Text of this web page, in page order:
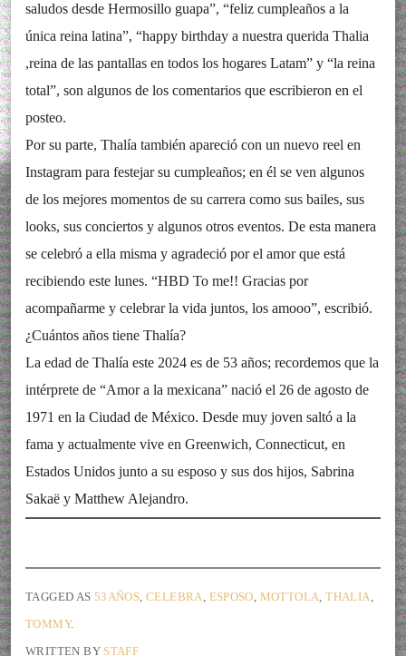
saludos desde Hermosillo guapa”, “feliz cumpleaños a la
única reina latina”, “happy birthday a nuestra querida Thalia
,reina de las pantallas en todos los hogares Latam” y “la reina
total”, son algunos de los comentarios que escribieron en el
posteo.
Por su parte, Thalía también apareció con un nuevo reel en
Instagram para festejar su cumpleaños; en él se ven algunos
de los mejores momentos de su carrera como sus bailes, sus
looks, sus conciertos y algunos otros eventos. De esta manera
se celebró a ella misma y agradeció por el amor que está
recibiendo este lunes. “HBD To me!! Gracias por
acompañarme y celebrar la vida juntos, los amooo”, escribió.
¿Cuántos años tiene Thalía?
La edad de Thalía este 2024 es de 53 años; recordemos que la
intérprete de “Amor a la mexicana” nació el 26 de agosto de
1971 en la Ciudad de México. Desde muy joven saltó a la
fama y actualmente vive en Greenwich, Connecticut, en
Estados Unidos junto a su esposo y sus dos hijos, Sabrina
Sakaë y Matthew Alejandro.
TAGGED AS 53AÑOS ,CELEBRA ESPOSO MOTTOLA ,THALIA
TOMMY.
WRITTEN BY STAFF